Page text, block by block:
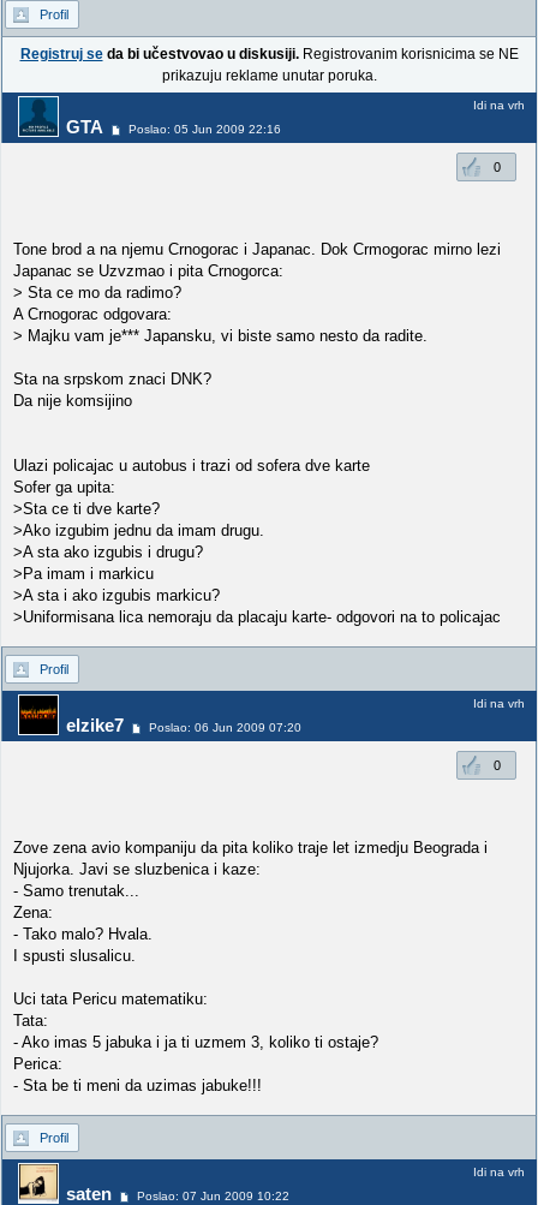
Profil
Registruj seda bi učestvovao u diskusiji.Registrovanim korisnicima se NE
prikazuju reklame unutar poruka.
GTA Poslao: 05 Jun 2009 22:16
Idi na vrh
0
Tone brod a na njemu Crnogorac i Japanac. Dok Crmogorac mirno lezi
Japanac se Uzvzmao i pita Crnogorca:
> Sta ce mo da radimo?
A Crnogorac odgovara:
> Majku vam je*** Japansku, vi biste samo nesto da radite.
Sta na srpskom znaci DNK?
Da nije komsijino
Ulazi policajac u autobus i trazi od sofera dve karte
Sofer ga upita:
>Sta ce ti dve karte?
>Ako izgubim jednu da imam drugu.
>A sta ako izgubis i drugu?
>Pa imam i markicu
>A sta i ako izgubis markicu?
>Uniformisana lica nemoraju da placaju karte- odgovori na to policajac
Profil
elzike7 Poslao: 06 Jun 2009 07:20
Idi na vrh
0
Zove zena avio kompaniju da pita koliko traje let izmedju Beograda i
Njujorka. Javi se sluzbenica i kaze:
- Samo trenutak...
Zena:
- Tako malo? Hvala.
I spusti slusalicu.
Uci tata Pericu matematiku:
Tata:
- Ako imas 5 jabuka i ja ti uzmem 3, koliko ti ostaje?
Perica:
- Sta be ti meni da uzimas jabuke!!!
Profil
saten Poslao: 07 Jun 2009 10:22
Idi na vrh